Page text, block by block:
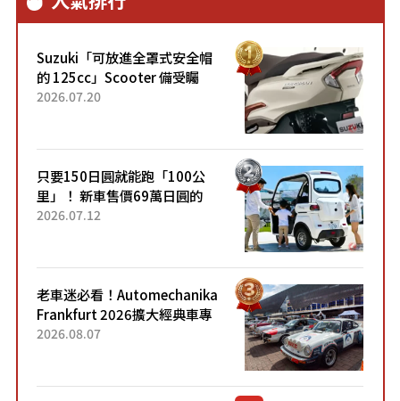
Suzuki「可放進全罩式安全帽
的 125cc」Scooter 備受矚
目！採用全新流線設計與各項
2026.07.20
只要150日圓就能跑「100公
里」！ 新車售價69萬日圓的
「3人座」Trike大受歡迎！ 順
2026.07.12
老車迷必看！Automechanika
Frankfurt 2026擴大經典車專
區 1954年珍稀古董車現場修復
2026.08.07